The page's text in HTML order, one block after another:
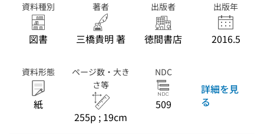
資料種別
図書
著者
三橋貴明 著
出版者
徳間書店
出版年
2016.5
資料形態
紙
ページ数・大き
さ等
255p ; 19cm
NDC
509
詳細を見
る